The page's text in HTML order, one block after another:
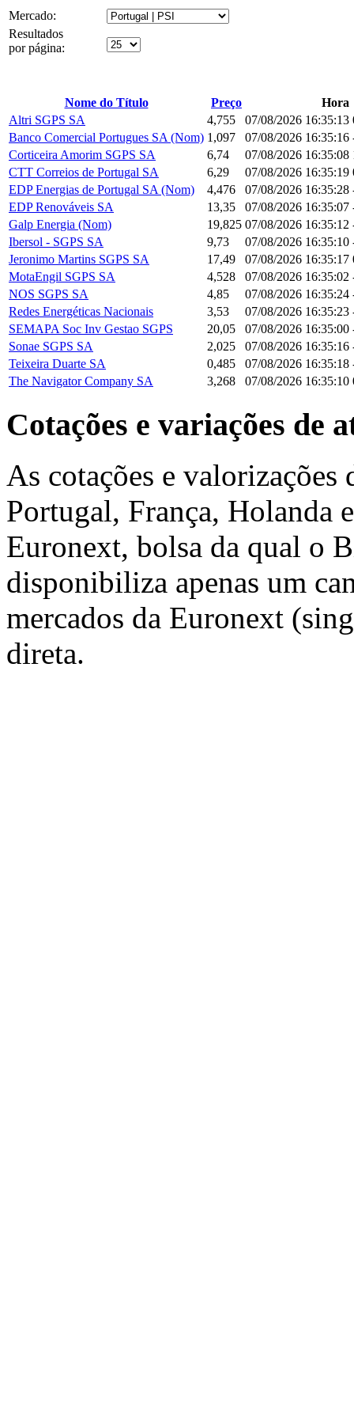
Mercado:
Resultados
por página:
Nome do Título Preço
Hora
Altri SGPS SA
4,755 07/08/2026 16:35:13
Banco Comercial Portugues SA (Nom) 1,097 07/08/2026 16:35:16
Corticeira Amorim SGPS SA
6,74 07/08/2026 16:35:08
CTT Correios de Portugal SA
6,29 07/08/2026 16:35:19
EDP Energias de Portugal SA (Nom)
4,476 07/08/2026 16:35:28
EDP Renováveis SA
13,35 07/08/2026 16:35:07
Galp Energia (Nom)
19,825 07/08/2026 16:35:12
Ibersol - SGPS SA
9,73 07/08/2026 16:35:10
Jeronimo Martins SGPS SA
17,49 07/08/2026 16:35:17
MotaEngil SGPS SA
4,528 07/08/2026 16:35:02
NOS SGPS SA
4,85 07/08/2026 16:35:24
Redes Energéticas Nacionais
3,53 07/08/2026 16:35:23
SEMAPA Soc Inv Gestao SGPS
20,05 07/08/2026 16:35:00
Sonae SGPS SA
2,025 07/08/2026 16:35:16
Teixeira Duarte SA
0,485 07/08/2026 16:35:18
The Navigator Company SA
3,268 07/08/2026 16:35:10
Cotações e variações de
As cotações e valorizações
Portugal, França, Holanda
Euronext, bolsa da qual o
disponibiliza apenas um
mercados da Euronext
direta.